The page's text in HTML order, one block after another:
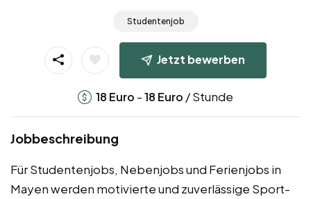
Studentenjob
Jetzt bewerben
18 Euro -18 Euro / Stunde
Jobbeschreibung
Für Studentenjobs, Nebenjobs und Ferienjobs in
Mayen werden motivierte und zuverlässige Sport-